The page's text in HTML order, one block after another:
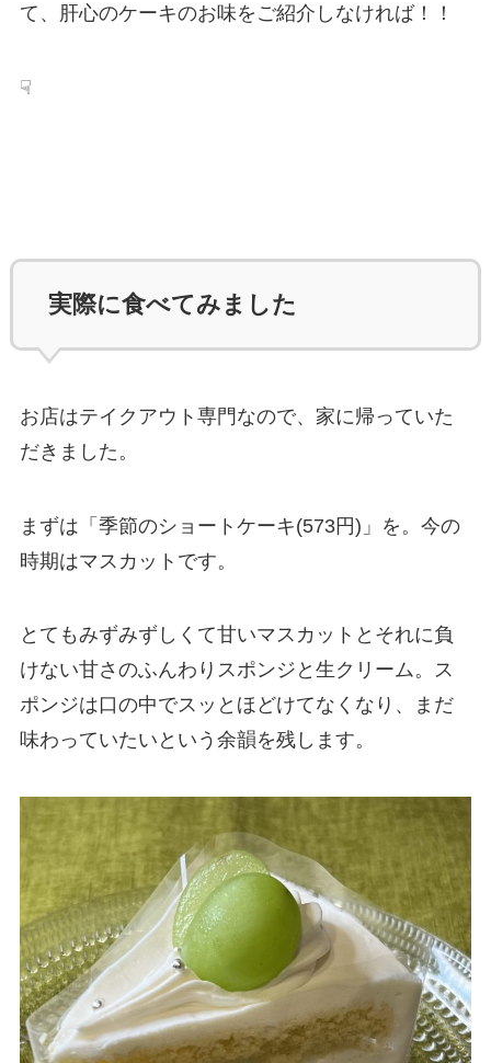
て、肝心のケーキのお味をご紹介しなければ！！
☟
実際に食べてみました
お店はテイクアウト専門なので、家に帰っていた
だきました。
まずは「季節のショートケーキ(573円)」を。今の
時期はマスカットです。
とてもみずみずしくて甘いマスカットとそれに負
けない甘さのふんわりスポンジと生クリーム。ス
ポンジは口の中でスッとほどけてなくなり、まだ
味わっていたいという余韻を残します。